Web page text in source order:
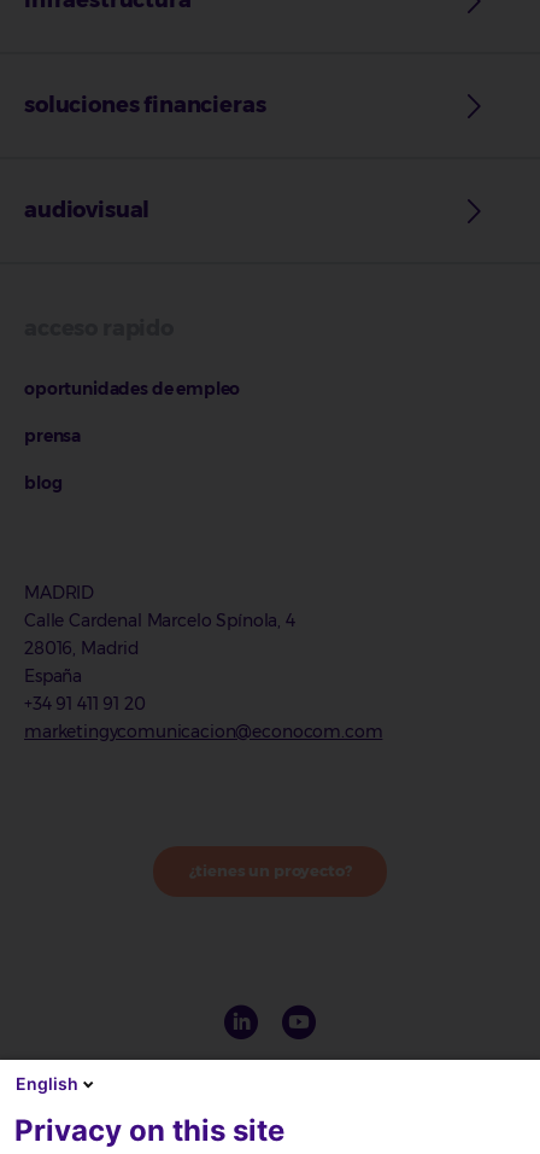
soluciones financieras
audiovisual
oportunidades de empleo
prensa
blog
MADRID
Calle Cardenal Marcelo Spínola, 4
28016, Madrid
España
+34 91 411 91 20
marketingycomunicacion@econocom.com
¿tienes un proyecto?
English
Privacy on this site